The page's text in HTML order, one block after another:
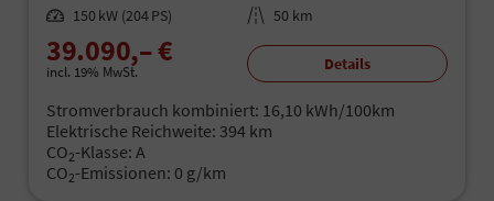
Leistung 150 kW (204 PS) Kilometerstand 50 km
39.090,– €
incl. 19% MwSt. Details
Stromverbrauch kombiniert: 16,10 kWh/100km
Elektrische Reichweite: 394 km
CO2-Klasse: A
CO2-Emissionen: 0 g/km